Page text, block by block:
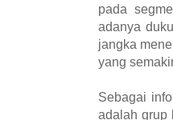
pada
adanya
jangka
yang
Sebagai
adalah grup